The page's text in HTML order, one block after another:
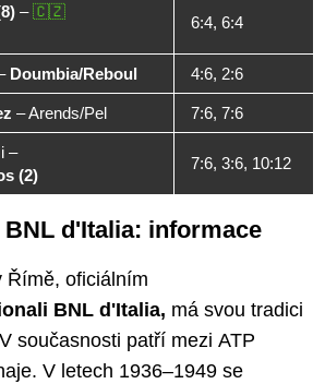
–
6:4, 6:4
Doumbia/Reboul 4:6, 2:6
–Arends/Pel 7:6, 7:6
–
(2)
7:6, 3:6, 10:12
d'Italia: informace
Římě, oficiálním
BNL d'Italia, má svou tradici
současnosti patří mezi ATP
V letech 1936–1949 se